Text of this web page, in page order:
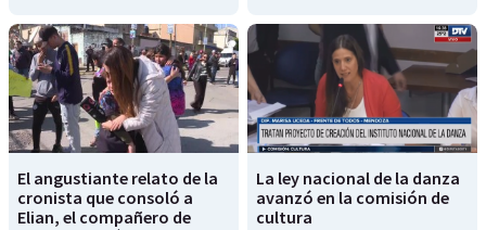
El angustiante relato de la
cronista que consoló a
Elian, el compañero de
La ley nacional de la danza
avanzó en la comisión de
cultura